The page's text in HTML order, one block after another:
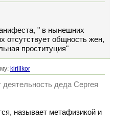
" в нынешних
отсутствует общность жен,
проституция"
kirillkor
деда Сергея
называет метафизикой и